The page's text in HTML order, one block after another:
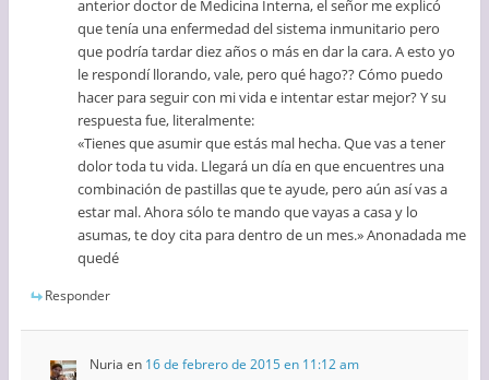
anterior doctor de Medicina Interna, el señor me explicó
que tenía una enfermedad del sistema inmunitario pero
que podría tardar diez años o más en dar la cara. A esto yo
le respondí llorando, vale, pero qué hago?? Cómo puedo
hacer para seguir con mi vida e intentar estar mejor? Y su
respuesta fue, literalmente:
«Tienes que asumir que estás mal hecha. Que vas a tener
dolor toda tu vida. Llegará un día en que encuentres una
combinación de pastillas que te ayude, pero aún así vas a
estar mal. Ahora sólo te mando que vayas a casa y lo
asumas, te doy cita para dentro de un mes.» Anonadada me
quedé
Responder
Nuria en 16 de febrero de 2015 en 11:12 am